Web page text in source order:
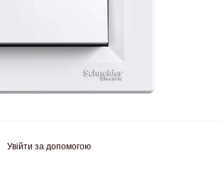
Увійти за допомогою